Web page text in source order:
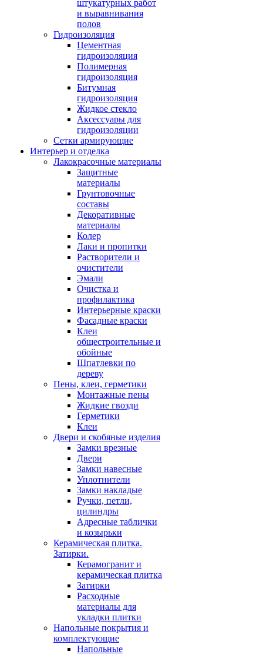
штукатурных работ
и выравнивания
полов
Гидроизоляция
Цементная
гидроизоляция
Полимерная
гидроизоляция
Битумная
гидроизоляция
Жидкое стекло
Аксессуары для
гидроизоляции
Сетки армирующие
Интерьер и отделка
Лакокрасочные материалы
Защитные
материалы
Грунтовочные
составы
Декоративные
материалы
Колер
Лаки и пропитки
Растворители и
очистители
Эмали
Очистка и
профилактика
Интерьерные краски
Фасадные краски
Клеи
общестроительные и
обойные
Шпатлевки по
дереву
Пены, клеи, герметики
Монтажные пены
Жидкие гвозди
Герметики
Клеи
Двери и скобяные изделия
Замки врезные
Двери
Замки навесные
Уплотнители
Замки накладые
Ручки, петли,
цилиндры
Адресные таблички
и козырьки
Керамическая плитка.
Затирки.
Керамогранит и
керамическая плитка
Затирки
Расходные
материалы для
укладки плитки
Напольные покрытия и
комплектующие
Напольные